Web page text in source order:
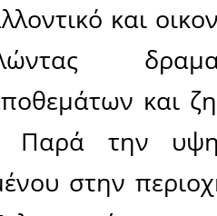
Πλέον, το